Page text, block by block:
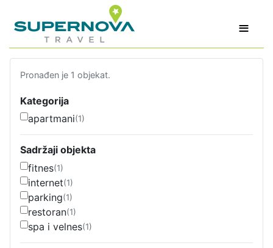
≡
Pronađen je 1 objekat.
Kategorija
apartmani(1)
Sadržaji objekta
fitnes(1)
internet(1)
parking(1)
restoran(1)
spa i velnes(1)